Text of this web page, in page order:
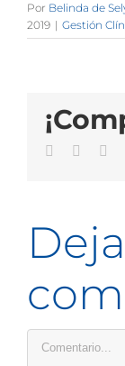
Por Belinda de
2019 | Gestión
Facebook
Twitter
Comentario